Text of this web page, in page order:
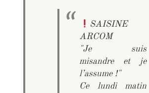
SAISINE
ARCOM
"Je suis
misandre et je
l’assume !"
Ce lundi matin